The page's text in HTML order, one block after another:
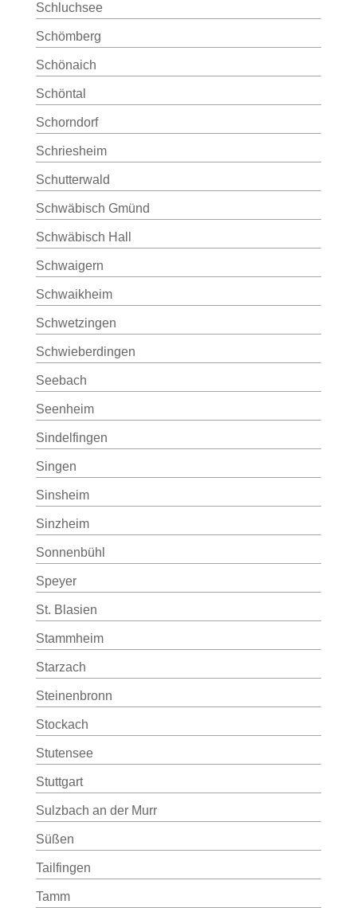
Schluchsee
Schömberg
Schönaich
Schöntal
Schorndorf
Schriesheim
Schutterwald
Schwäbisch Gmünd
Schwäbisch Hall
Schwaigern
Schwaikheim
Schwetzingen
Schwieberdingen
Seebach
Seenheim
Sindelfingen
Singen
Sinsheim
Sinzheim
Sonnenbühl
Speyer
St. Blasien
Stammheim
Starzach
Steinenbronn
Stockach
Stutensee
Stuttgart
Sulzbach an der Murr
Süßen
Tailfingen
Tamm